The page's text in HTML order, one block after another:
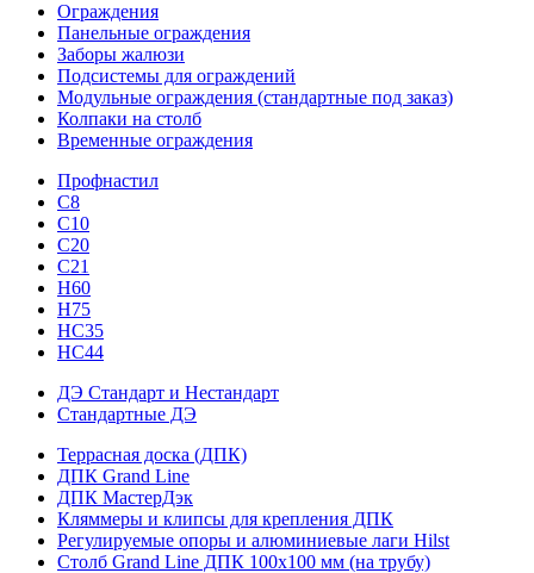
Ограждения
Панельные ограждения
Заборы жалюзи
Подсистемы для ограждений
Модульные ограждения (стандартные под заказ)
Колпаки на столб
Временные ограждения
Профнастил
С8
С10
С20
С21
H60
H75
HС35
НС44
ДЭ Стандарт и Нестандарт
Стандартные ДЭ
Террасная доска (ДПК)
ДПК Grand Line
ДПК МастерДэк
Кляммеры и клипсы для крепления ДПК
Регулируемые опоры и алюминиевые лаги Hilst
Столб Grand Line ДПК 100х100 мм (на трубу)